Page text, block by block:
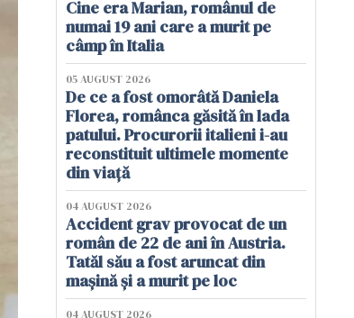
Cine era Marian, românul de
numai 19 ani care a murit pe
câmp în Italia
05 AUGUST 2026
De ce a fost omorâtă Daniela
Florea, românca găsită în lada
patului. Procurorii italieni i-au
reconstituit ultimele momente
din viață
04 AUGUST 2026
Accident grav provocat de un
român de 22 de ani în Austria.
Tatăl său a fost aruncat din
mașină și a murit pe loc
04 AUGUST 2026